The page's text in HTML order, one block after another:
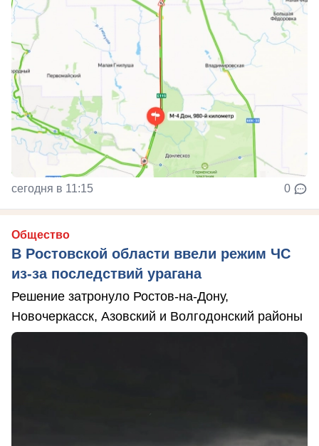
сегодня в 11:15 0
Общество
В Ростовской области ввели режим ЧС
из-за последствий урагана
Решение затронуло Ростов-на-Дону,
Новочеркасск, Азовский и Волгодонский районы